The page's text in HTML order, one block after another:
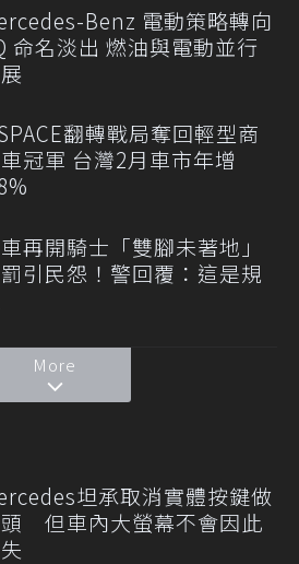
Benz 電動策略轉向
命名淡出 燃油與電動並行
翻轉戰局奪回輕型商
冠軍 台灣2月車市年增
再開騎士「雙腳未著地」
引民怨！警回覆：這是規
More
坦承取消實體按鍵做
但車內大螢幕不會因此